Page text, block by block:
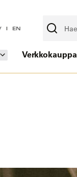
EN
Verkkokauppa